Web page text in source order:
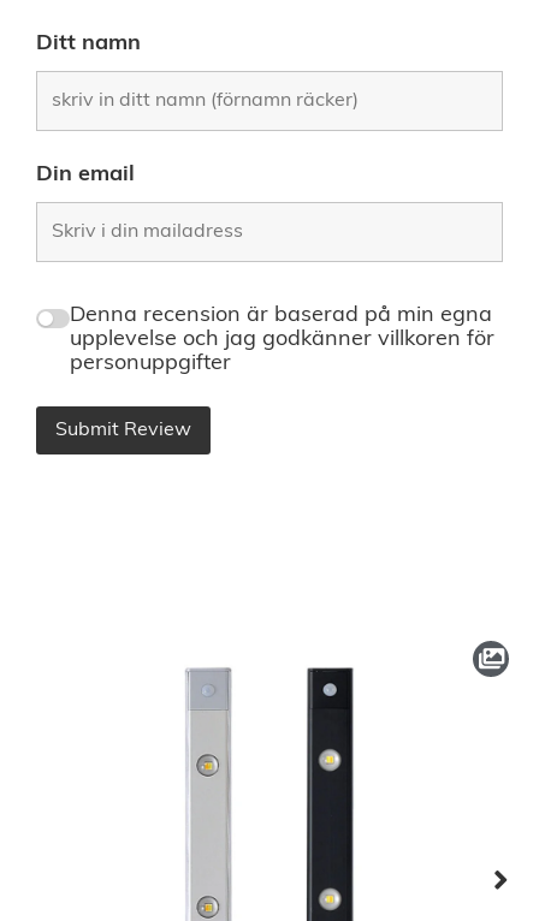
Ditt namn
Din email
Denna recension är baserad på min egna
upplevelse och jag godkänner villkoren för
personuppgifter
Submit Review